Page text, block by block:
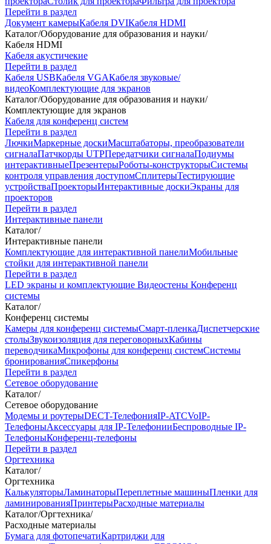
Перейти в раздел
Документ камерыКабеля DVIКабеля HDMI
Каталог/Оборудование для образования и науки/
Кабеля HDMI
Кабеля акустичекие
Перейти в раздел
Кабеля USBКабеля VGAКабеля звуковые/
видеоКомплектующие для экранов
Каталог/Оборудование для образования и науки/
Комплектующие для экранов
Кабеля для конференц систем
Перейти в раздел
ЛючкиМаркерные доскиМасштабаторы, преобразователи
сигналаПатчкорды UTPПередатчики сигналаПодиумы
интерактивныеПрезентерыРоботы-конструкторыСистемы
контроля управления доступомСплитерыТестирующие
устройстваПроекторыИнтерактивные доскиЭкраны для
проекторов
Перейти в раздел
Интерактивные панели
Каталог/
Интерактивные панели
Комплектующие для интерактивной панелиМобильные
стойки для интерактивной панели
Перейти в раздел
LED экраны и комплектующие Видеостены Конференц
системы
Каталог/
Конференц системы
Камеры для конференц системыCмарт-пленкаДиспетчерские
столыЗвукоизоляция для переговорныхКабины
переводчикаМикрофоны для конференц системСистемы
бронированияСпикерфоны
Перейти в раздел
Сетевое оборудование
Каталог/
Сетевое оборудование
Модемы и роутерыDECT-ТелефонияIP-ATCVoIP-
ТелефоныАксессуары для IP-ТелефонииБеспроводные IP-
ТелефоныКонференц-телефоны
Перейти в раздел
Оргтехника
Каталог/
Оргтехника
КалькуляторыЛаминаторыПереплетные машиныПленки для
ламинированияПринтерыРасходные материалы
Каталог/Оргтехника/
Расходные материалы
Бумага для фотопечатиКартриджи для